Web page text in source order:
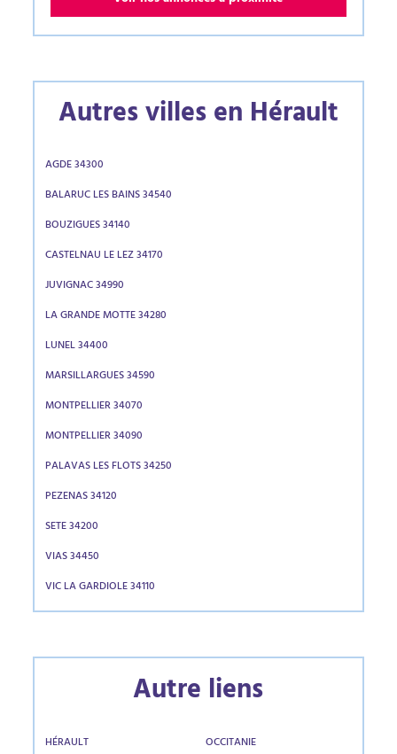
Autres villes en Hérault
AGDE 34300
BALARUC LES BAINS 34540
BOUZIGUES 34140
CASTELNAU LE LEZ 34170
JUVIGNAC 34990
LA GRANDE MOTTE 34280
LUNEL 34400
MARSILLARGUES 34590
MONTPELLIER 34070
MONTPELLIER 34090
PALAVAS LES FLOTS 34250
PEZENAS 34120
SETE 34200
VIAS 34450
VIC LA GARDIOLE 34110
Autre liens
HÉRAULT OCCITANIE